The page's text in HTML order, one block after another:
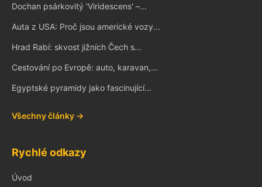
Dochan psárkovitý 'Viridescens' –...
Auta z USA: Proč jsou americké vozy...
Hrad Rabí: skvost jižních Čech s...
Cestování po Evropě: auto, karavan,...
Egyptské pyramidy jako fascinující...
Všechny články →
Rychlé odkazy
Úvod